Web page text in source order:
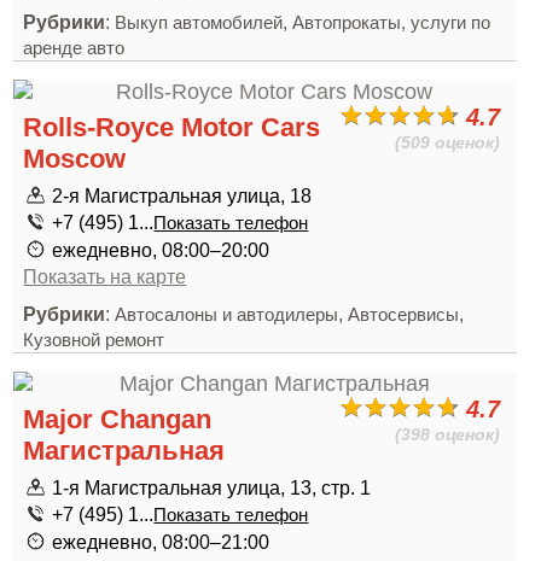
Рубрики: Выкуп автомобилей,Автопрокаты, услуги по
аренде авто
4.7
(509 оценок)
Rolls-Royce Motor Cars
Moscow
2-я Магистральная улица, 18
+7 (495) 1...Показать телефон
ежедневно, 08:00–20:00
Показать на карте
Рубрики:Автосалоны и автодилеры,Автосервисы,
Кузовной ремонт
4.7
(398 оценок)
Major Changan
Магистральная
1-я Магистральная улица, 13, стр. 1
+7 (495) 1...Показать телефон
ежедневно, 08:00–21:00